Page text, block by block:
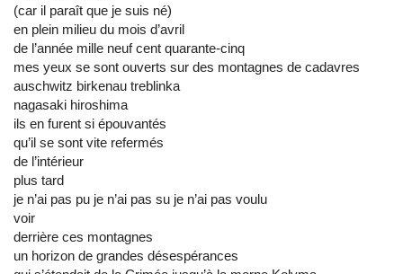
(car il paraît que je suis né)
en plein milieu du mois d’avril
de l’année mille neuf cent quarante-cinq
mes yeux se sont ouverts sur des montagnes de cadavres
auschwitz birkenau treblinka
nagasaki hiroshima
ils en furent si épouvantés
qu’il se sont vite refermés
de l’intérieur
plus tard
je n’ai pas pu je n’ai pas su je n’ai pas voulu
voir
derrière ces montagnes
un horizon de grandes désespérances